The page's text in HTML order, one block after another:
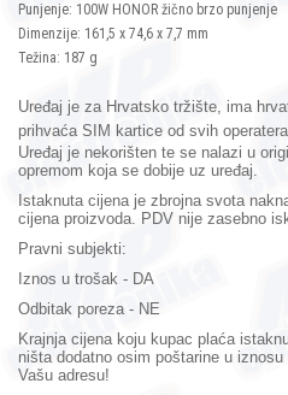
Punjenje: 100W HONOR žično brzo punjenje
Dimenzije: 161,5 x 74,6 x 7,7 mm
Težina: 187 g
Uređaj je za Hrvatsko tržište, ima
prihvaća SIM kartice od svih
Uređaj je nekorišten te se nalazi u
opremom koja se dobije uz uređaj.
Istaknuta cijena je zbrojna svota
cijena proizvoda. PDV nije zasebno
Pravni subjekti:
Iznos u trošak - DA
Odbitak poreza - NE
Krajnja cijena koju kupac plaća
ništa dodatno osim poštarine u
Vašu adresu!